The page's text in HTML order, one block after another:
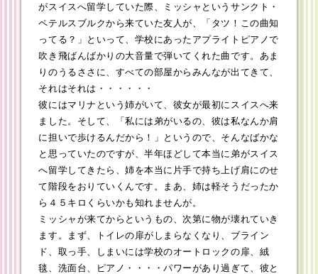
がスイスへ留学していた際、ミッシャというサンクト・
ペテルスブルクから来ていた友人が、「タツ！この曲知
ってる？」といって、学校にあったアプライトピアノで
吹き飛ばんばかりの大音量で弾いてくれた曲です。あま
りのうるささに、すべての部屋からみんなが出てきて、
それはそれは・・・・・・
彼にはマリナという姉がいて、彼女が最初にスイスへ来
ました。そして、「私には弟がいるの、彼は私なんか肩
に担いで歩けるんだから！」というので、そんなばかな
と思っていたのですが、半年ほどして本当に弟がスイス
へ留学してきたら、姉を本当に片手で持ち上げ肩にのせ
て階段をおりていくんです。まあ、姉は軽そうだったか
ら４５キロくらいかも知れませんが。
ミッシャが来てからというもの、次第に物が壊れていき
ます。まず、トイレの扉がしまらなくなり、ブライン
ド、取っ手、しまいには学校のオートロックの扉、絨
毯、洗面台、ピアノ・・・・パワーがあり過ぎて、彼と